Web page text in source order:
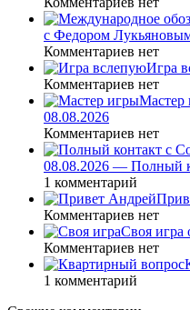
с Федором
Комментариев нет
Игра
Комментариев нет
Мастер
08.08.2026
Комментариев нет
08.08.2026 — Полный
1 комментарий
Комментариев нет
Своя игра
Комментариев нет
1 комментарий